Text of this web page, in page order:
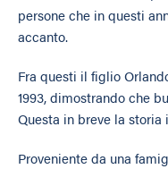
persone che in questi
accanto.
Fra questi il figlio
1993, dimostrando che
Questa in breve la
Proveniente da una